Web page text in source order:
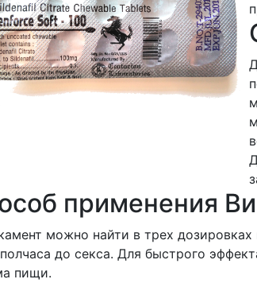
применения
можно найти в трех
до секса. Для быстрого
пищи.